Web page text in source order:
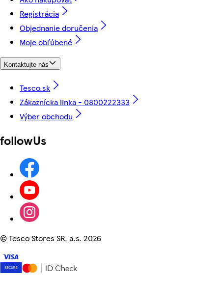
Registrácia
Objednanie doručenia
Moje obľúbené
Kontaktujte nás
Tesco.sk
Zákaznícka linka - 0800222333
Výber obchodu
followUs
©Tesco Stores SR, a.s. 2026